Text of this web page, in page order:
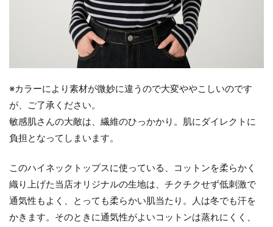
※カラーにより素材が微妙に違うので大変ややこしいのです
が、ご了承ください。
敏感肌さんの大敵は、繊維のひっかかり。肌にダイレクトに
負担となってしまいます。
このハイネックトップスに使っている、コットンを柔らかく
織り上げた当店オリジナルの生地は、チクチクせず低刺激で
通気性もよく、とっても柔らかい肌当たり。人は冬でも汗を
かきます。そのときに通気性がよいコットンは蒸れにくく、